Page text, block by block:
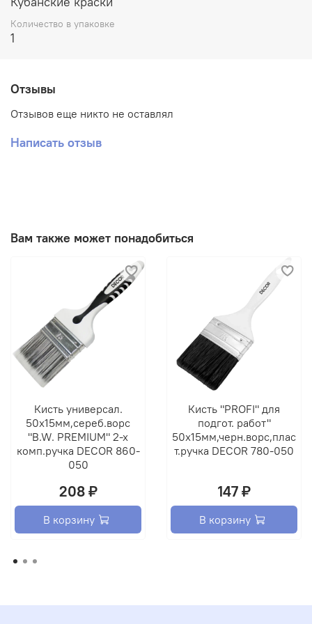
Количество в упаковке
1
Отзывы
Отзывов еще никто не оставлял
Написать отзыв
Вам также может понадобиться
Кисть универсал.
50х15мм,сереб.ворс
"B.W. PREMIUM" 2-х
комп.ручка DECOR 860-
050
208 ₽
В корзину
Кисть "PROFI" для
подгот. работ"
50х15мм,черн.ворс,плас
т.ручка DECOR 780-050
147 ₽
В корзину